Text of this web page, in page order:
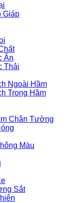
Giáp
Ăn
Thải
Ngoài Hầm
Trong Hầm
Chân Tường
Màu
Sắt